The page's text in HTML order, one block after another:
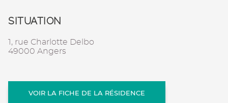
SITUATION
1, rue Charlotte Delbo
49000 Angers
VOIR LA FICHE DE LA RÉSIDENCE